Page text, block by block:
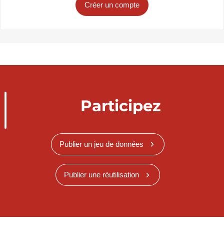
Créer un compte
Participez
Publier un jeu de données
Publier une réutilisation